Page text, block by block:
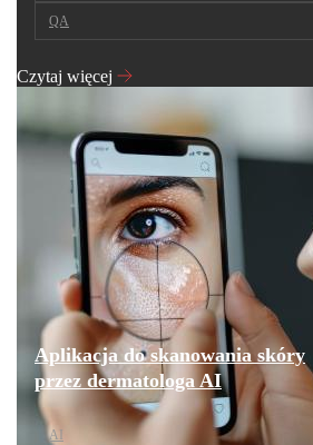
QA
Czytaj więcej
Aplikacja do skanowania skóry
przez dermatologa AI
AI